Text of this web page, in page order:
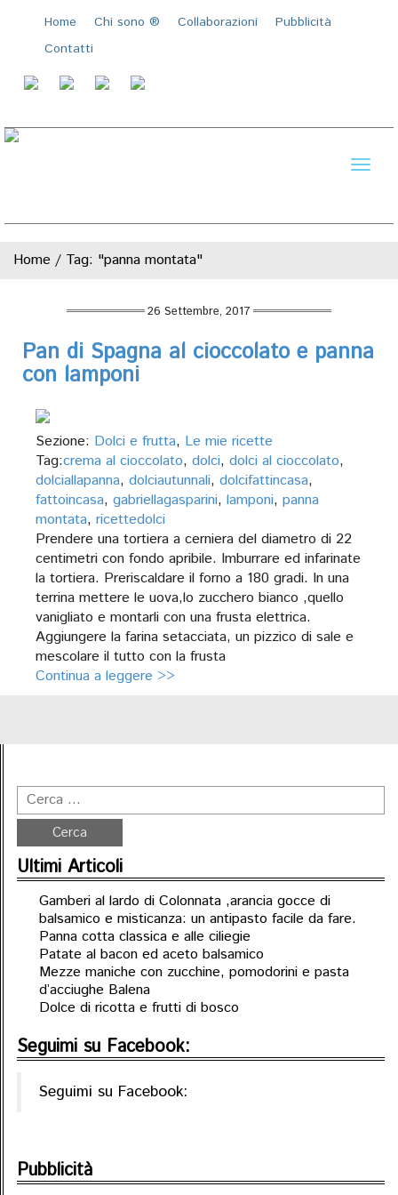
Home Chi sono ®️ Collaborazioni
Pubblicità
Contatti
Home / Tag: "panna montata"
26 Settembre, 2017
Pan di Spagna al cioccolato e panna
con lamponi
Sezione: Dolci e frutta, Le mie ricette
Tag:crema al cioccolato, dolci, dolci al cioccolato,
dolciallapanna, dolciautunnali, dolcifattincasa,
fattoincasa, gabriellagasparini, lamponi, panna
montata, ricettedolci
Prendere una tortiera a cerniera del diametro di 22
centimetri con fondo apribile. Imburrare ed infarinate
la tortiera. Preriscaldare il forno a 180 gradi. In una
terrina mettere le uova,lo zucchero bianco ,quello
vanigliato e montarli con una frusta elettrica.
Aggiungere la farina setacciata, un pizzico di sale e
mescolare il tutto con la frusta
Continua a leggere >>
Ultimi Articoli
Gamberi al lardo di Colonnata ,arancia gocce di
balsamico e misticanza: un antipasto facile da fare.
Panna cotta classica e alle ciliegie
Patate al bacon ed aceto balsamico
Mezze maniche con zucchine, pomodorini e pasta
d’acciughe Balena
Dolce di ricotta e frutti di bosco
Seguimi su Facebook:
Seguimi su Facebook:
Pubblicità